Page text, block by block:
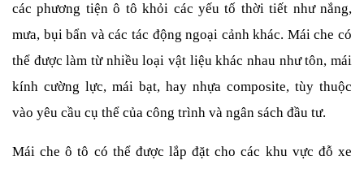
các phương tiện ô tô khỏi các yếu tố thời tiết như nắng,
mưa, bụi bẩn và các tác động ngoại cảnh khác. Mái che có
thể được làm từ nhiều loại vật liệu khác nhau như tôn, mái
kính cường lực, mái bạt, hay nhựa composite, tùy thuộc
vào yêu cầu cụ thể của công trình và ngân sách đầu tư.
Mái che ô tô có thể được lắp đặt cho các khu vực đỗ xe